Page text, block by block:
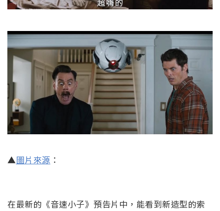
▲圖片來源 ：
在最新的《音速小子》預告片中，能看到新造型的索